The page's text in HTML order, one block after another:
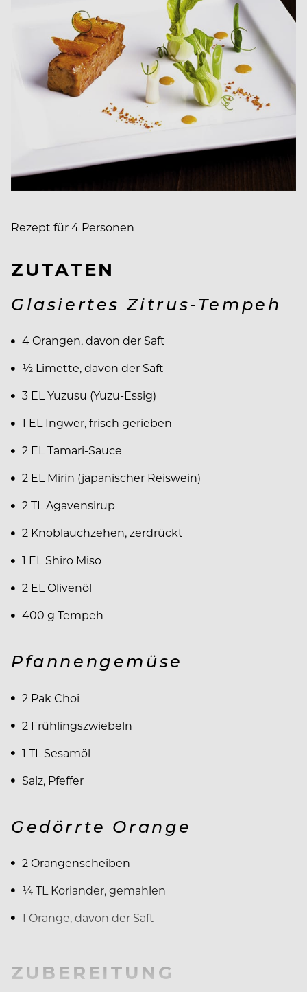
Rezept für 4 Personen
ZUTATEN
Glasiertes Zitrus-Tempeh
4 Orangen, davon der Saft
½ Limette, davon der Saft
3 EL Yuzusu (Yuzu-Essig)
1 EL Ingwer, frisch gerieben
2 EL Tamari-Sauce
2 EL Mirin (japanischer Reiswein)
2 TL Agavensirup
2 Knoblauchzehen, zerdrückt
1 EL Shiro Miso
2 EL Olivenöl
400 g Tempeh
Pfannengemüse
2 Pak Choi
2 Frühlingszwiebeln
1 TL Sesamöl
Salz, Pfeffer
Gedörrte Orange
2 Orangenscheiben
¼ TL Koriander, gemahlen
1 Orange, davon der Saft
ZUBEREITUNG